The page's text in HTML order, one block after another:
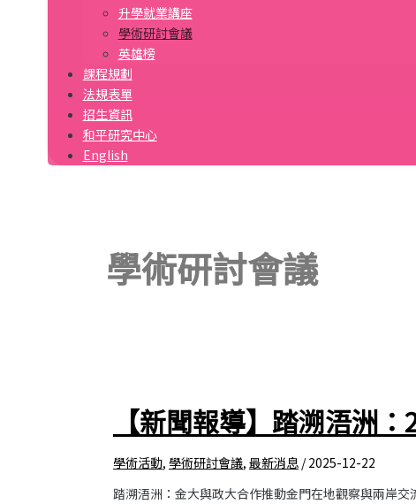
升學就業講座
學術研討會議
英雄榜
課程規劃
法規表單
招生資訊
和平研究中心
English
學術研討會議
【新聞報導】踏溯浯洲
學術活動, 學術研討會議, 最新消息 /2025-12-22
踏溯浯洲：金大與政大合作推動金門在地觀察與兩岸